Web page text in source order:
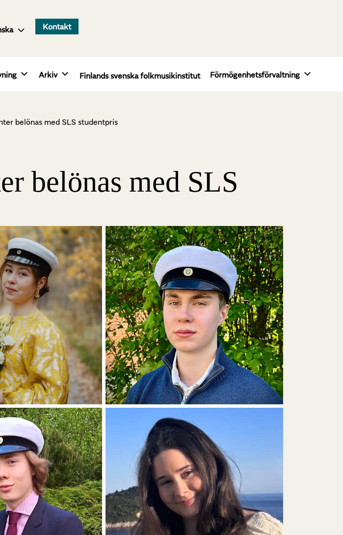
Kontakt
Arkiv Finlands svenska folkmusikinstitut Förmögenhetsförvaltning
belönas med SLS studentpris
belönas med SLS